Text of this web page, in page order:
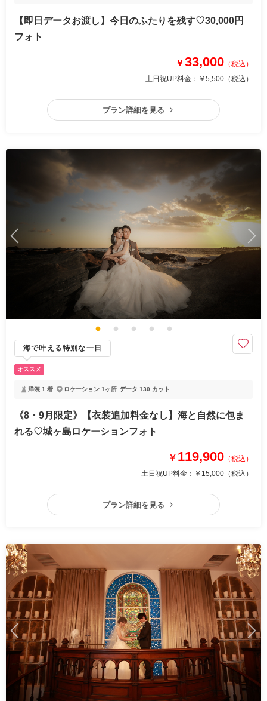
【即日データお渡し】今日のふたりを残す♡30,000円
フォト
￥33,000 （税込）
土日祝UP料金： ￥5,500 （税込）
プラン詳細を見る
海で叶える特別な一日
オススメ
洋装 1 着 ロケーション 1ヶ所 データ 130 カット
《8・9月限定》【衣装追加料金なし】海と自然に包ま
れる♡城ヶ島ロケーションフォト
￥ 119,900 （税込）
土日祝UP料金： ￥15,000 （税込）
プラン詳細を見る